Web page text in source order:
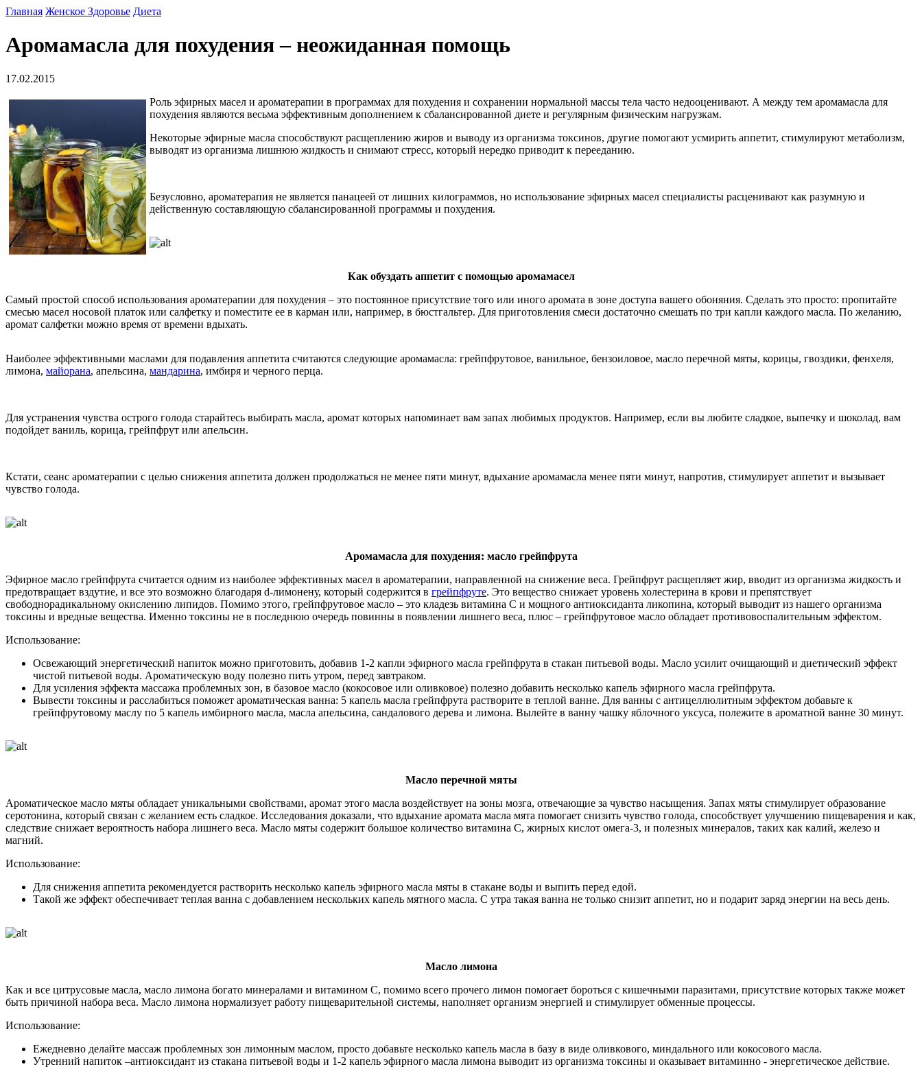
Главная Женское Здоровье Диета
Аромамасла для похудения – неожиданная помощь
17.02.2015
Роль эфирных масел и ароматерапии в программах для похудения и сохранении нормальной массы тела часто недооценивают. А между тем аромамасла для
похудения являются весьма эффективным дополнением к сбалансированной диете и регулярным физическим нагрузкам.
Некоторые эфирные масла способствуют расщеплению жиров и выводу из организма токсинов, другие помогают усмирить аппетит, стимулируют метаболизм,
выводят из организма лишнюю жидкость и снимают стресс, который нередко приводит к перееданию.
Безусловно, ароматерапия не является панацеей от лишних килограммов, но использование эфирных масел специалисты расценивают как разумную и
действенную составляющую сбалансированной программы и похудения.
Как обуздать аппетит с помощью аромамасел
Самый простой способ использования ароматерапии для похудения – это постоянное присутствие того или иного аромата в зоне доступа вашего обоняния. Сделать это просто: пропитайте
смесью масел носовой платок или салфетку и поместите ее в карман или, например, в бюстгальтер. Для приготовления смеси достаточно смешать по три капли каждого масла. По желанию,
аромат салфетки можно время от времени вдыхать.
Наиболее эффективными маслами для подавления аппетита считаются следующие аромамасла: грейпфрутовое, ванильное, бензоиловое, масло перечной мяты, корицы, гвоздики, фенхеля,
лимона, майорана, апельсина, мандарина, имбиря и черного перца.
Для устранения чувства острого голода старайтесь выбирать масла, аромат которых напоминает вам запах любимых продуктов. Например, если вы любите сладкое, выпечку и шоколад, вам
подойдет ваниль, корица, грейпфрут или апельсин.
Кстати, сеанс ароматерапии с целью снижения аппетита должен продолжаться не менее пяти минут, вдыхание аромамасла менее пяти минут, напротив, стимулирует аппетит и вызывает
чувство голода.
Аромамасла для похудения: масло грейпфрута
Эфирное масло грейпфрута считается одним из наиболее эффективных масел в ароматерапии, направленной на снижение веса. Грейпфрут расщепляет жир, вводит из организма жидкость и
предотвращает вздутие, и все это возможно благодаря d-лимонену, который содержится в грейпфруте. Это вещество снижает уровень холестерина в крови и препятствует
свободнорадикальному окислению липидов. Помимо этого, грейпфрутовое масло – это кладезь витамина С и мощного антиоксиданта ликопина, который выводит из нашего организма
токсины и вредные вещества. Именно токсины не в последнюю очередь повинны в появлении лишнего веса, плюс – грейпфрутовое масло обладает противовоспалительным эффектом.
Использование:
Освежающий энергетический напиток можно приготовить, добавив 1-2 капли эфирного масла грейпфрута в стакан питьевой воды. Масло усилит очищающий и диетический эффект
чистой питьевой воды. Ароматическую воду полезно пить утром, перед завтраком.
Для усиления эффекта массажа проблемных зон, в базовое масло (кокосовое или оливковое) полезно добавить несколько капель эфирного масла грейпфрута.
Вывести токсины и расслабиться поможет ароматическая ванна: 5 капель масла грейпфрута растворите в теплой ванне. Для ванны с антицеллюлитным эффектом добавьте к
грейпфрутовому маслу по 5 капель имбирного масла, масла апельсина, сандалового дерева и лимона. Вылейте в ванну чашку яблочного уксуса, полежите в ароматной ванне 30 минут.
Масло перечной мяты
Ароматическое масло мяты обладает уникальными свойствами, аромат этого масла воздействует на зоны мозга, отвечающие за чувство насыщения. Запах мяты стимулирует образование
серотонина, который связан с желанием есть сладкое. Исследования доказали, что вдыхание аромата масла мята помогает снизить чувство голода, способствует улучшению пищеварения и как,
следствие снижает вероятность набора лишнего веса. Масло мяты содержит большое количество витамина С, жирных кислот омега-3, и полезных минералов, таких как калий, железо и
магний.
Использование:
Для снижения аппетита рекомендуется растворить несколько капель эфирного масла мяты в стакане воды и выпить перед едой.
Такой же эффект обеспечивает теплая ванна с добавлением нескольких капель мятного масла. С утра такая ванна не только снизит аппетит, но и подарит заряд энергии на весь день.
Масло лимона
Как и все цитрусовые масла, масло лимона богато минералами и витамином С, помимо всего прочего лимон помогает бороться с кишечными паразитами, присутствие которых также может
быть причиной набора веса. Масло лимона нормализует работу пищеварительной системы, наполняет организм энергией и стимулирует обменные процессы.
Использование:
Ежедневно делайте массаж проблемных зон лимонным маслом, просто добавьте несколько капель масла в базу в виде оливкового, миндального или кокосового масла.
Утренний напиток –антиоксидант из стакана питьевой воды и 1-2 капель эфирного масла лимона выводит из организма токсины и оказывает витаминно - энергетическое действие.